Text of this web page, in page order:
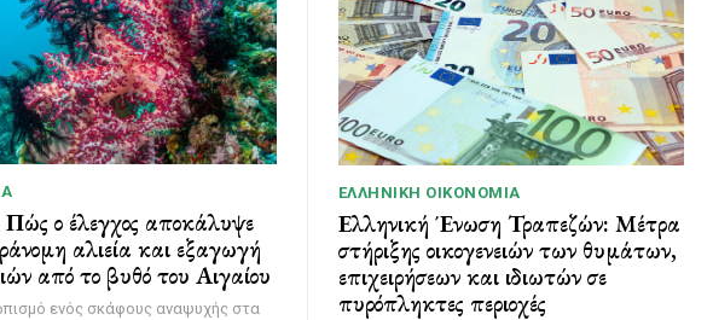
ο έλεγχος αποκάλυψε
αλιεία και εξαγωγή
από το βυθό του Αιγαίου
ενός σκάφους αναψυχής στα
ΕΛΛΗΝΙΚΉ ΟΙΚΟΝΟΜΊΑ
Ελληνική Ένωση Τραπεζών: Μέτρα
στήριξης οικογενειών των θυμάτων,
επιχειρήσεων και ιδιωτών σε
πυρόπληκτες περιοχές